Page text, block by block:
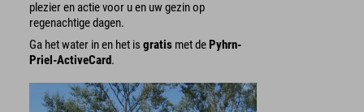
plezier en actie voor u en uw gezin op
regenachtige dagen.
Ga het water in en het is gratis met dePyhrn-
Priel-ActiveCard.